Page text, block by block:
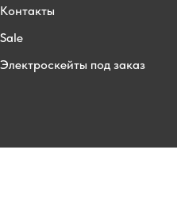
Контакты
Sale
Электроскейты под заказ